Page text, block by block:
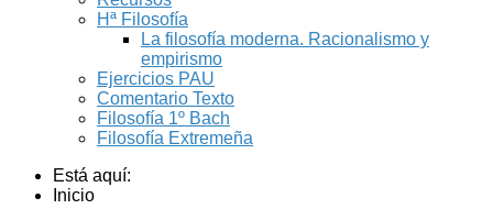
Hª Filosofía
La filosofía moderna. Racionalismo y
empirismo
Ejercicios PAU
Comentario Texto
Filosofía 1º Bach
Filosofía Extremeña
Está aquí:
Inicio